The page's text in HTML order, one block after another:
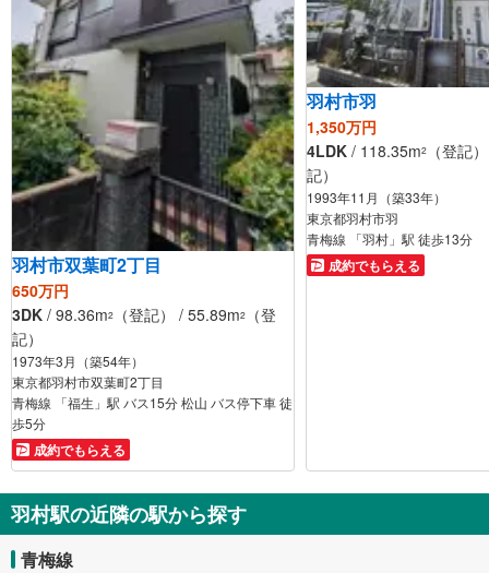
羽村市双葉町2丁目
650万円
3DK / 98.36m2 （登記） / 55.89m2
（登
記）
1973年3月（築54年）
東京都羽村市双葉町2丁目
青梅線 「福生」駅 バス15分 松山 バス停下車 徒
歩5分
成約でもらえる
羽村市羽
1,350万円
4LDK / 118.35m2
（登記
記）
1993年11月（築33年）
東京都羽村市羽
青梅線 「羽村」駅 徒歩13分
成約でもらえる
羽村駅の近隣の駅から探す
青梅線